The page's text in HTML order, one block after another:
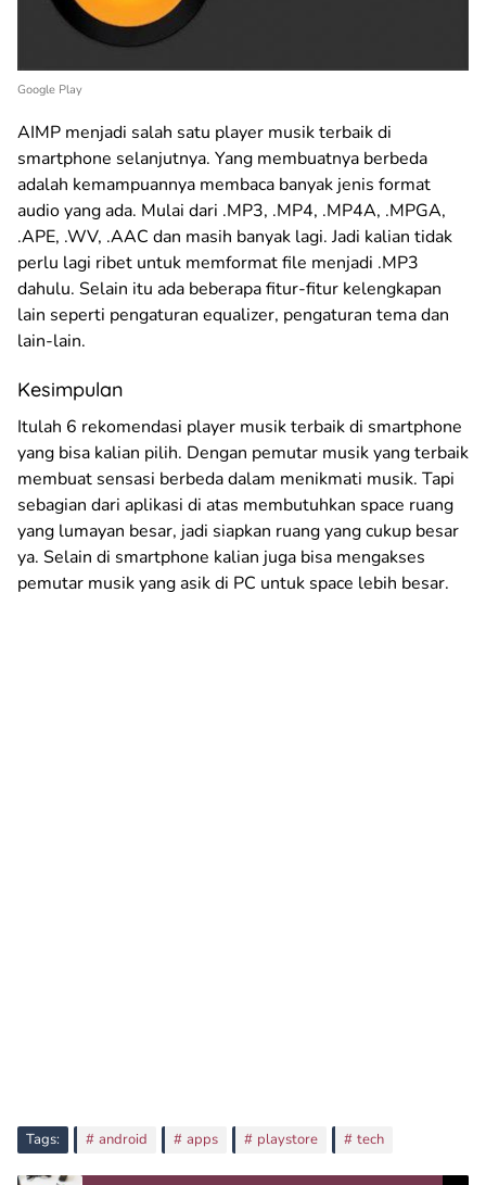
Google Play
AIMP menjadi salah satu player musik terbaik di
smartphone selanjutnya. Yang membuatnya berbeda
adalah kemampuannya membaca banyak jenis format
audio yang ada. Mulai dari .MP3, .MP4, .MP4A, .MPGA,
.APE, .WV, .AAC dan masih banyak lagi. Jadi kalian tidak
perlu lagi ribet untuk memformat file menjadi .MP3
dahulu. Selain itu ada beberapa fitur-fitur kelengkapan
lain seperti pengaturan equalizer, pengaturan tema dan
lain-lain.
Kesimpulan
Itulah 6 rekomendasi player musik terbaik di smartphone
yang bisa kalian pilih. Dengan pemutar musik yang terbaik
membuat sensasi berbeda dalam menikmati musik. Tapi
sebagian dari aplikasi di atas membutuhkan space ruang
yang lumayan besar, jadi siapkan ruang yang cukup besar
ya. Selain di smartphone kalian juga bisa mengakses
pemutar musik yang asik di PC untuk space lebih besar.
Tags: android apps playstore tech